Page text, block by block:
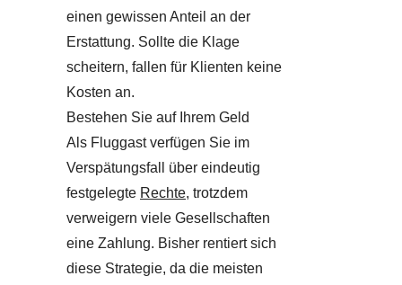
einen gewissen Anteil an der
Erstattung. Sollte die Klage
scheitern, fallen für Klienten keine
Kosten an.
Bestehen Sie auf Ihrem Geld
Als Fluggast verfügen Sie im
Verspätungsfall über eindeutig
festgelegte Rechte, trotzdem
verweigern viele Gesellschaften
eine Zahlung. Bisher rentiert sich
diese Strategie, da die meisten